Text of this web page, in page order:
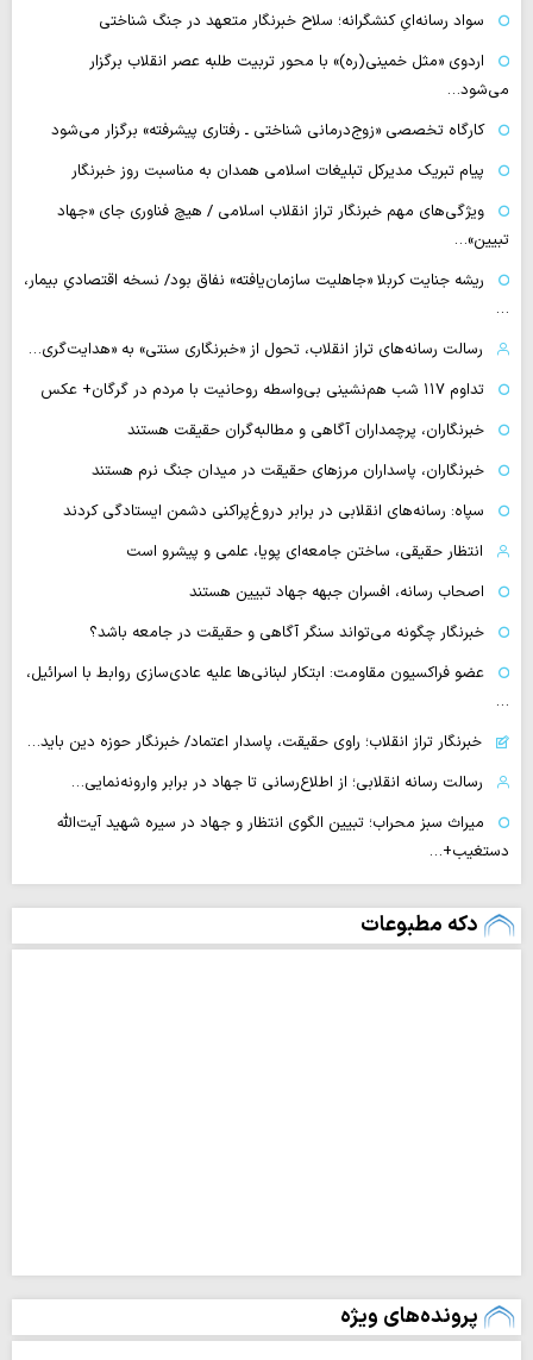
سواد رسانه‌ایِ کنشگرانه؛ سلاح خبرنگار متعهد در جنگ شناختی
اردوی «مثل خمینی(ره)» با محور تربیت طلبه عصر انقلاب برگزار
می‌شود…
کارگاه تخصصی «زوج‌درمانی شناختی ـ رفتاری پیشرفته» برگزار می‌شود
پیام تبریک مدیرکل تبلیغات اسلامی همدان به مناسبت روز خبرنگار
ویژگی‌های مهم خبرنگار تراز انقلاب اسلامی / هیچ فناوری‌ جای «جهاد
تبیین»…
ریشه جنایت کربلا «جاهلیت سازمان‌یافته» نفاق بود/ نسخه اقتصادیِ بیمار،
…
رسالت رسانه‌های تراز انقلاب، تحول از «خبرنگاری سنتی» به «هدایت‌گری…
تداوم ۱۱۷ شب هم‌نشینی بی‌واسطه روحانیت با مردم در گرگان+ عکس
خبرنگاران، پرچمداران آگاهی و مطالبه‌گران حقیقت هستند
خبرنگاران، پاسداران مرزهای حقیقت در میدان جنگ نرم هستند
سپاه: رسانه‌های انقلابی در برابر دروغ‌پراکنی دشمن ایستادگی کردند
انتظار حقیقی، ساختن جامعه‌ای پویا، علمی و پیشرو است
اصحاب رسانه، افسران جبهه جهاد تبیین هستند
خبرنگار چگونه می‌تواند سنگر آگاهی و حقیقت در جامعه باشد؟
عضو فراکسیون مقاومت: ابتکار لبنانی‌ها علیه عادی‌سازی روابط با اسرائیل،
…
خبرنگار تراز انقلاب؛ راوی حقیقت، پاسدار اعتماد/ خبرنگار حوزه دین باید…
رسالت رسانه انقلابی؛ از اطلاع‌رسانی تا جهاد در برابر وارونه‌نمایی…
میراث سبز محراب؛ تبیین الگوی انتظار و جهاد در سیره شهید آیت‌الله
دستغیب+…
دکه مطبوعات
پرونده‌های ویژه